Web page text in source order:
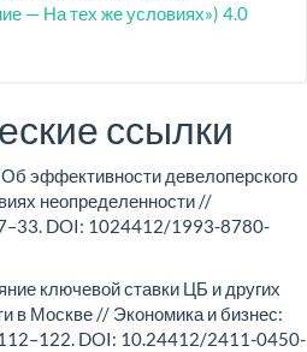
— На тех же условиях») 4.0
ссылки
эффективности девелоперского
неопределенности //
DOI: 1024412/1993-8780-
ключевой ставки ЦБ и других
в Москве // Эконо­мика и бизнес:
112–122. DOI: 10.24412/2411-0450-